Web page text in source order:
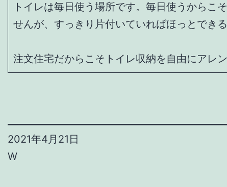
トイレは毎日使う場所です。毎日使うからこ
せんが、すっきり片付いていればほっとでき
注文住宅だからこそトイレ収納を自由にアレ
2021年4月21日
W